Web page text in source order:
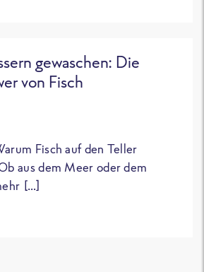
gewaschen: Die
von Fisch
Fisch auf den Teller
aus dem Meer oder dem
[…]